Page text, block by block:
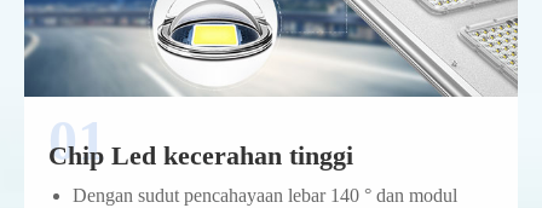
Chip Led kecerahan tinggi
Dengan sudut pencahayaan lebar 140 ° dan modul